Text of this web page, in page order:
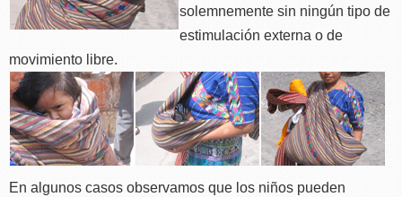
solemnemente sin ningún tipo de
estimulación externa o de
movimiento libre.
En algunos casos observamos que los niños pueden